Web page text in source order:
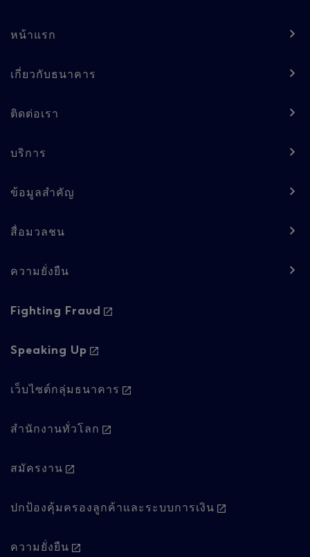
Footer
-
หน้าแรก
เกี่ยวกับธนาคาร
ติดต่อเรา
บริการ
ข้อมูลสำคัญ
สื่อมวลชน
ความยั่งยืน
Footer
-
Column
Fighting Fraud
Speaking Up
เว็บไซต์กลุ่มธนาคาร
สํานักงานทั่วโลก
สมัครงาน
ปกป้องคุ้มครองลูกค้าและระบบการเงิน
ความยั่งยืน